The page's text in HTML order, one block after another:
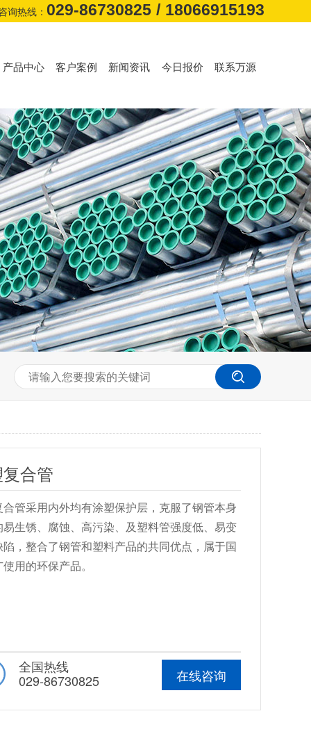
询热线： 029-86730825 / 18066915193
产品中心 客户案例 新闻资讯 今日报价 联系万源
合管
合管采用内外均有涂塑保护层，克服了钢管本身
易生锈、腐蚀、高污染、及塑料管强度低、易变
陷，整合了钢管和塑料产品的共同优点，属于国
用的环保产品。
在线咨询
全国热线
029-86730825